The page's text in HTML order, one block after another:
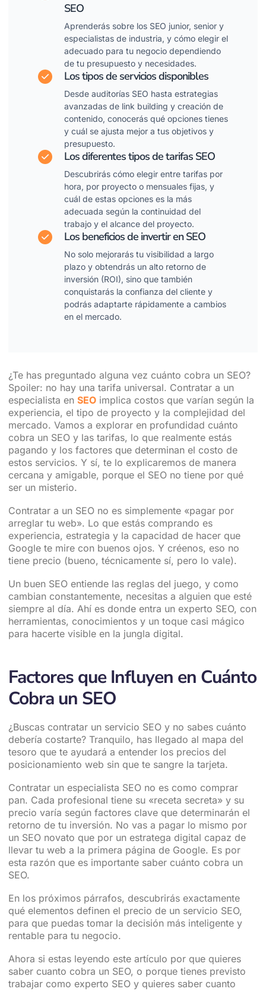
SEO
Aprenderás sobre los SEO junior, senior y
especialistas de industria, y cómo elegir el
adecuado para tu negocio dependiendo
de tu presupuesto y necesidades.
Los tipos de servicios disponibles
Desde auditorías SEO hasta estrategias
avanzadas de link building y creación de
contenido, conocerás qué opciones tienes
y cuál se ajusta mejor a tus objetivos y
presupuesto.
Los diferentes tipos de tarifas SEO
Descubrirás cómo elegir entre tarifas por
hora, por proyecto o mensuales fijas, y
cuál de estas opciones es la más
adecuada según la continuidad del
trabajo y el alcance del proyecto.
Los beneficios de invertir en SEO
No solo mejorarás tu visibilidad a largo
plazo y obtendrás un alto retorno de
inversión (ROI), sino que también
conquistarás la confianza del cliente y
podrás adaptarte rápidamente a cambios
en el mercado.
¿Te has preguntado alguna vez cuánto cobra un SEO?
Spoiler: no hay una tarifa universal. Contratar a un
especialista en SEO implica costos que varían según la
experiencia, el tipo de proyecto y la complejidad del
mercado. Vamos a explorar en profundidad cuánto
cobra un SEO y las tarifas, lo que realmente estás
pagando y los factores que determinan el costo de
estos servicios. Y sí, te lo explicaremos de manera
cercana y amigable, porque el SEO no tiene por qué
ser un misterio.
Contratar a un SEO no es simplemente «pagar por
arreglar tu web». Lo que estás comprando es
experiencia, estrategia y la capacidad de hacer que
Google te mire con buenos ojos. Y créenos, eso no
tiene precio (bueno, técnicamente sí, pero lo vale).
Un buen SEO entiende las reglas del juego, y como
cambian constantemente, necesitas a alguien que esté
siempre al día. Ahí es donde entra un experto SEO, con
herramientas, conocimientos y un toque casi mágico
para hacerte visible en la jungla digital.
Factores que Influyen en Cuánto
Cobra un SEO
¿Buscas contratar un servicio SEO y no sabes cuánto
debería costarte? Tranquilo, has llegado al mapa del
tesoro que te ayudará a entender los precios del
posicionamiento web sin que te sangre la tarjeta.
Contratar un especialista SEO no es como comprar
pan. Cada profesional tiene su «receta secreta» y su
precio varía según factores clave que determinarán el
retorno de tu inversión. No vas a pagar lo mismo por
un SEO novato que por un estratega digital capaz de
llevar tu web a la primera página de Google. Es por
esta razón que es importante saber cuánto cobra un
SEO.
En los próximos párrafos, descubrirás exactamente
qué elementos definen el precio de un servicio SEO,
para que puedas tomar la decisión más inteligente y
rentable para tu negocio.
Ahora si estas leyendo este artículo por que quieres
saber cuanto cobra un SEO, o porque tienes previsto
trabajar como experto SEO y quieres saber cuanto